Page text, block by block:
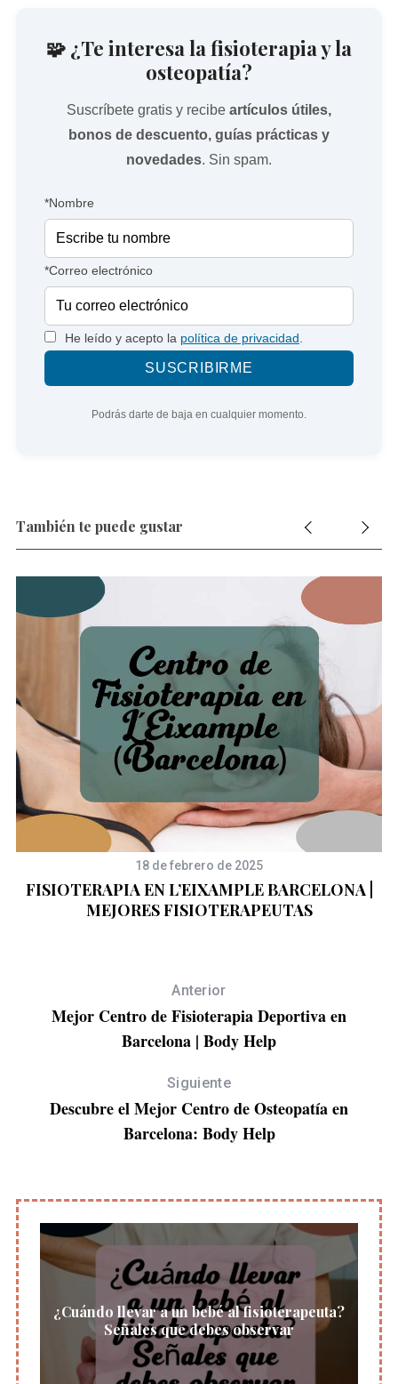
🧩 ¿Te interesa la fisioterapia y la
osteopatía?
Suscríbete gratis y recibe artículos útiles,
bonos de descuento, guías prácticas y
novedades. Sin spam.
*Nombre
*Correo electrónico
He leído y acepto la política de privacidad
Podrás darte de baja en cualquier momento.
También te puede gustar
18 de febrero de 2025
FISIOTERAPIA EN L’EIXAMPLE BARCELONA |
MEJORES FISIOTERAPEUTAS
Anterior
Mejor Centro de Fisioterapia Deportiva en
Barcelona | Body Help
Siguiente
Descubre el Mejor Centro de Osteopatía en
Barcelona: Body Help
¿Cuándo llevar a un bebé al fisioterapeuta?
Señales que debes observar